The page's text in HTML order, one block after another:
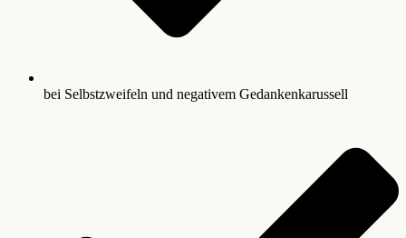
bei Selbstzweifeln und negativem Gedankenkarussell